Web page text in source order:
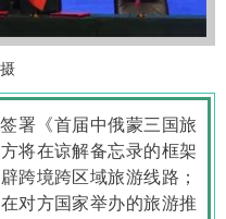
署《首届中俄蒙三国旅
将在谅解备忘录的框架
跨境跨区域旅游线路；
对方国家举办的旅游推